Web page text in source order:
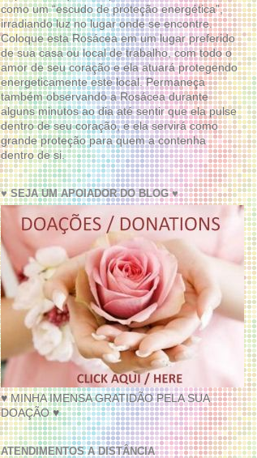
como um “escudo de proteção energética”,
irradiando luz no lugar onde se encontre.
Coloque esta Rosácea em um lugar preferido
de sua casa ou local de trabalho, com todo o
amor de seu coração e ela atuará protegendo
energeticamente este local. Permaneça
também observando a Rosácea durante
alguns minutos ao dia até sentir que ela pulse
dentro de seu coração, e ela servirá como
grande proteção para quem a contenha
dentro de si.
♥ SEJA UM APOIADOR DO BLOG ♥
♥ MINHA IMENSA GRATIDÃO PELA SUA
DOAÇÃO ♥
ATENDIMENTOS A DISTÂNCIA